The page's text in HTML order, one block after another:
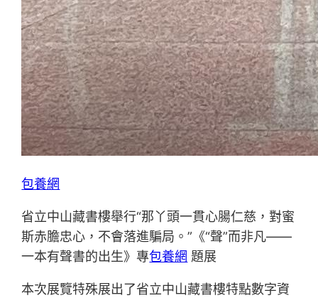
包養網
省立中山藏書樓舉行“那丫頭一貫心腸仁慈，對蜜
斯赤膽忠心，不會落進騙局。”《“聲”而非凡——
一本有聲書的出生》專包養網 題展
本次展覽特殊展出了省立中山藏書樓特點數字資